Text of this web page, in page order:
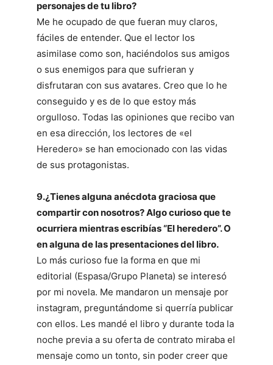
personajes de tu libro?
Me he ocupado de que fueran muy claros,
fáciles de entender. Que el lector los
asimilase como son, haciéndolos sus amigos
o sus enemigos para que sufrieran y
disfrutaran con sus avatares. Creo que lo he
conseguido y es de lo que estoy más
orgulloso. Todas las opiniones que recibo van
en esa dirección, los lectores de «el
Heredero» se han emocionado con las vidas
de sus protagonistas.
9.¿Tienes alguna anécdota graciosa que
compartir con nosotros? Algo curioso que te
ocurriera mientras escribías “El heredero”. O
en alguna de las presentaciones del libro.
Lo más curioso fue la forma en que mi
editorial (Espasa/Grupo Planeta) se interesó
por mi novela. Me mandaron un mensaje por
instagram, preguntándome si querría publicar
con ellos. Les mandé el libro y durante toda la
noche previa a su oferta de contrato miraba el
mensaje como un tonto, sin poder creer que